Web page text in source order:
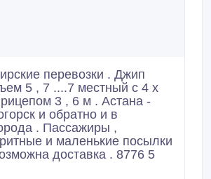
перевозки . Джип
5 , 7 ....7 местный с 4 х
3 , 6 м . Астана -
и обратно и в
. Пассажиры ,
и маленькие посылки
доставка . 8776 5